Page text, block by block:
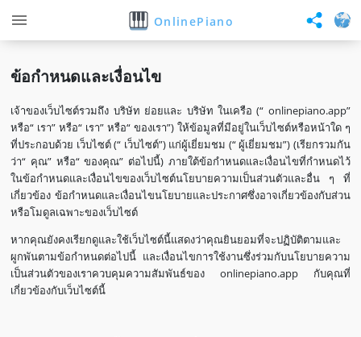
OnlinePiano
ข้อกำหนดและเงื่อนไข
เจ้าของเว็บไซต์รวมถึง บริษัท ย่อยและ บริษัท ในเครือ (“ onlinepiano.app”
หรือ“ เรา” หรือ“ เรา” หรือ“ ของเรา”) ให้ข้อมูลที่มีอยู่ในเว็บไซต์หรือหน้าใด ๆ
ที่ประกอบด้วย เว็บไซต์ (“ เว็บไซต์”) แก่ผู้เยี่ยมชม (“ ผู้เยี่ยมชม”) (เรียกรวมกัน
ว่า“ คุณ” หรือ“ ของคุณ” ต่อไปนี้) ภายใต้ข้อกำหนดและเงื่อนไขที่กำหนดไว้
ในข้อกำหนดและเงื่อนไขของเว็บไซต์นโยบายความเป็นส่วนตัวและอื่น ๆ ที่
เกี่ยวข้อง ข้อกำหนดและเงื่อนไขนโยบายและประกาศซึ่งอาจเกี่ยวข้องกับส่วน
หรือโมดูลเฉพาะของเว็บไซต์
หากคุณยังคงเรียกดูและใช้เว็บไซต์นี้แสดงว่าคุณยินยอมที่จะปฏิบัติตามและ
ผูกพันตามข้อกำหนดต่อไปนี้ และเงื่อนไขการใช้งานซึ่งร่วมกับนโยบายความ
เป็นส่วนตัวของเราควบคุมความสัมพันธ์ของ onlinepiano.app กับคุณที่
เกี่ยวข้องกับเว็บไซต์นี้